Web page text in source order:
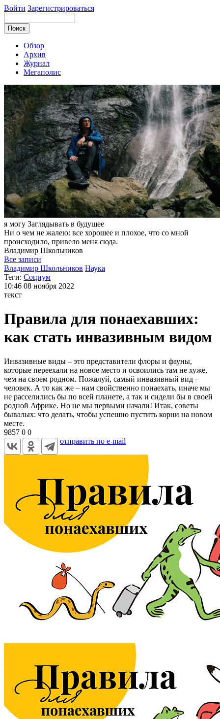
Войти Зарегистрироваться
Обзор
Архив
Журнал
Мегаполис
я могу Заглядывать в будущее
Ни о чем не жалею: все хорошее и плохое, что со мной
происходило, привело меня сюда.
Владимир Школьников
Все записи
Владимир Школьников Наука
Теги: Социум
10:46 08 ноября 2022
текст
Правила для понаехавших:
как стать инвазивным видом
Инвазивные виды – это представители флоры и фауны,
которые переехали на новое место и освоились там не хуже,
чем на своем родном. Пожалуй, самый инвазивный вид –
человек. А то как же – нам свойственно понаехать, иначе мы
не расселились бы по всей планете, а так и сидели бы в своей
родной Африке. Но не мы первыми начали! Итак, советы
бывалых: что делать, чтобы успешно пустить корни на новом
месте.
9857 0 0
отправить по e-mail